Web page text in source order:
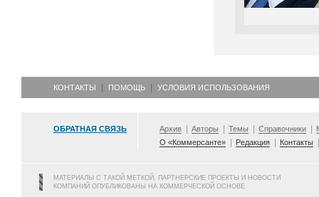
КОНТАКТЫ ПОМОЩЬ УСЛОВИЯ ИСПОЛЬЗОВАНИЯ
ОБРАТНАЯ СВЯЗЬ Архив Авторы Темы Справочники
О «Коммерсанте»
Редакция Контакты
МАТЕРИАЛЫ С ТАКОЙ МЕТКОЙ, ПАРТНЕРСКИЕ ПРОЕКТЫ И НОВОСТИ
КОМПАНИЙ ОПУБЛИКОВАНЫ НА КОММЕРЧЕСКОЙ ОСНОВЕ